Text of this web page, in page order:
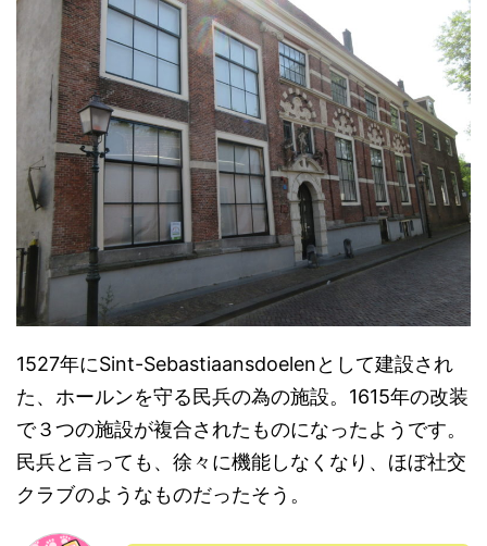
1527年にSint-Sebastiaansdoelenとして建設され
た、ホールンを守る民兵の為の施設。1615年の改装
で３つの施設が複合されたものになったようです。
民兵と言っても、徐々に機能しなくなり、ほぼ社交
クラブのようなものだったそう。